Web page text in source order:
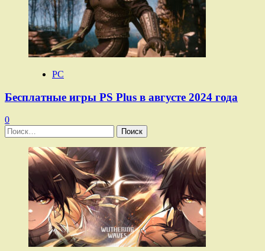
PC
Бесплатные игры PS Plus в августе 2024 года
0
Найти: